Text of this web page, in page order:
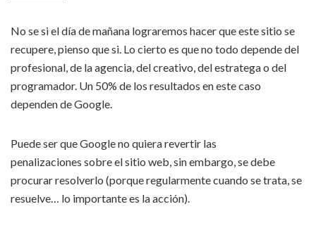
No se si el día de mañana lograremos hacer que este sitio se
recupere, pienso que si. Lo cierto es que no todo depende del
profesional, de la agencia, del creativo, del estratega o del
programador. Un 50% de los resultados en este caso
dependen de Google.
Puede ser que Google no quiera revertir las
penalizaciones sobre el sitio web, sin embargo, se debe
procurar resolverlo (porque regularmente cuando se trata, se
resuelve… lo importante es la acción).